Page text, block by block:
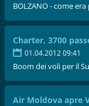
BOLZANO - come
Charter, 3700
01.04.2012 09:41
Boom dei voli per il
Air Moldova apre